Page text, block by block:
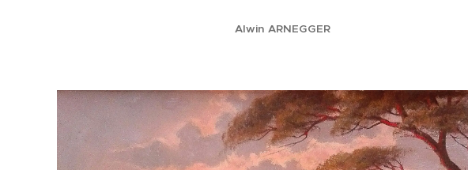
Alwin ARNEGGER